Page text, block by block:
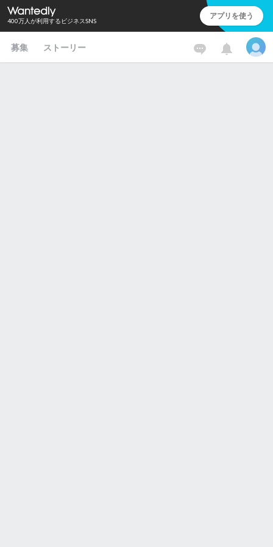
400万人が利用するビジネスSNS アプリを使う
募集 ストーリー